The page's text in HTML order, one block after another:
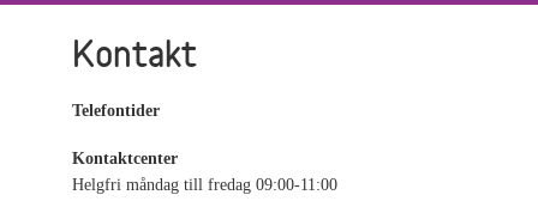
Kontakt
Telefontider
Kontaktcenter
Helgfri måndag till fredag 09:00-11:00